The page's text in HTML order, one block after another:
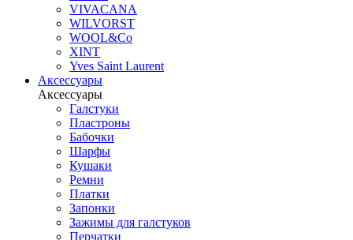
VIVACANA
WILVORST
WOOL&Co
XINT
Yves Saint Laurent
Аксессуары
Аксессуары
Галстуки
Пластроны
Бабочки
Шарфы
Кушаки
Ремни
Платки
Запонки
Зажимы для галстуков
Перчатки